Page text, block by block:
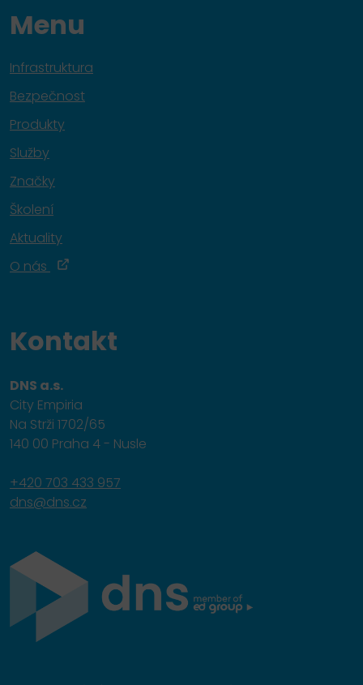
Menu
Infrastruktura
Bezpečnost
Produkty
Služby
Značky
Školení
Aktuality
O nás
Kontakt
DNS a.s.
City Empiria
Na Strži 1702/65
140 00 Praha 4 - Nusle
+420 703 433 957
dns@dns.cz